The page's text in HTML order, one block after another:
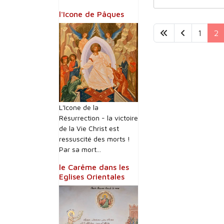
l'Icone de Pâques
L'Icone de la
Résurrection - la victoire
de la Vie Christ est
ressuscité des morts !
Par sa mort...
le Carême dans les
Eglises Orientales
1 2